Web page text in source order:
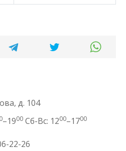
д. 104
–1900 Сб-Вс: 1200–1700
22-26